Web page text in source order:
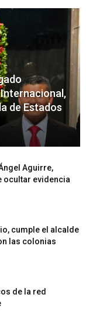
de Estados
Aguirre,
ocultar evidencia
cumple el alcalde
las colonias
de la red